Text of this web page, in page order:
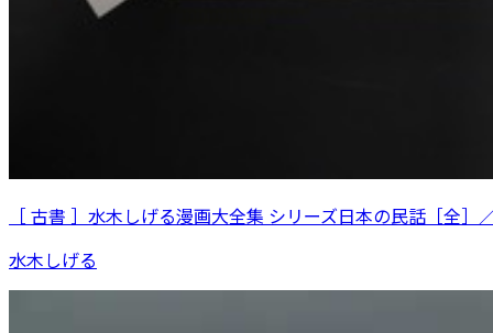
［ 古書 ］水木しげる漫画大全集 シリーズ日本の民話［全］
水木しげる